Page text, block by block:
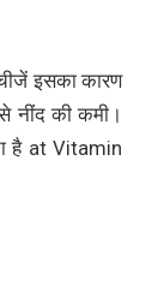
इसका कारण
नींद की कमी।
है at Vitamin